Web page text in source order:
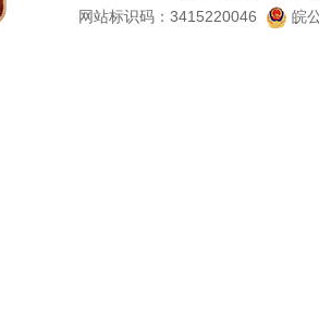
网站标识码：3415220046
皖